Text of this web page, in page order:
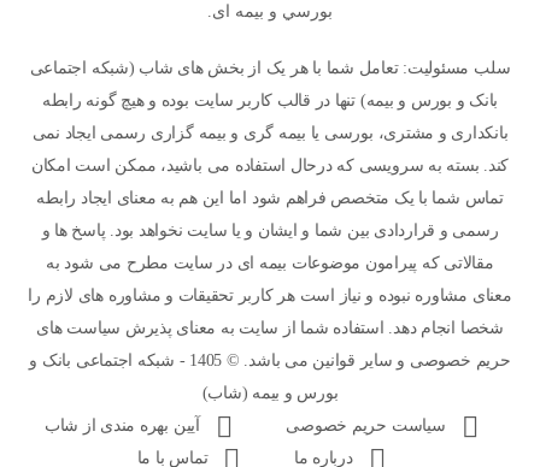
بورسي و بیمه ای.
سلب مسئولیت: تعامل شما با هر یک از بخش های شاب (شبکه اجتماعی
بانک و بورس و بیمه) تنها در قالب کاربر سایت بوده و هیچ گونه رابطه
بانکداری و مشتری، بورسی یا بیمه گری و بیمه گزاری رسمی ایجاد نمی
کند. بسته به سرویسی که درحال استفاده می باشید، ممکن است امکان
تماس شما با یک متخصص فراهم شود اما این هم به معنای ایجاد رابطه
رسمی و قراردادی بین شما و ایشان و یا سایت نخواهد بود. پاسخ ها و
مقالاتی که پیرامون موضوعات بیمه ای در سایت مطرح می شود به
معنای مشاوره نبوده و نیاز است هر کاربر تحقیقات و مشاوره های لازم را
شخصا انجام دهد. استفاده شما از سایت به معنای پذیرش سیاست های
حریم خصوصی و سایر قوانین می باشد. © 1405 - شبکه اجتماعی بانک و
بورس و بیمه (شاب)
سیاست حریم خصوصی
آیین بهره مندی از شاب
درباره ما
تماس با ما